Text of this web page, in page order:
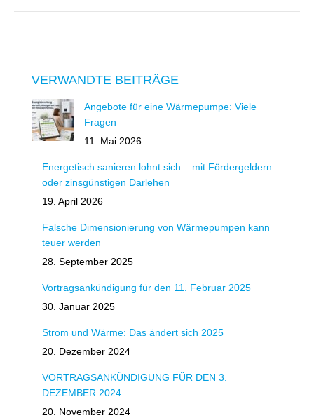
VERWANDTE BEITRÄGE
Angebote für eine Wärmepumpe: Viele
Fragen
11. Mai 2026
Energetisch sanieren lohnt sich – mit Fördergeldern
oder zinsgünstigen Darlehen
19. April 2026
Falsche Dimensionierung von Wärmepumpen kann
teuer werden
28. September 2025
Vortragsankündigung für den 11. Februar 2025
30. Januar 2025
Strom und Wärme: Das ändert sich 2025
20. Dezember 2024
VORTRAGSANKÜNDIGUNG FÜR DEN 3.
DEZEMBER 2024
20. November 2024